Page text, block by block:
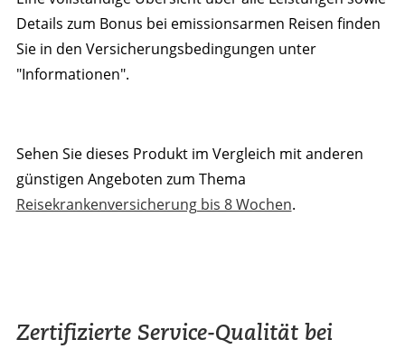
Details zum Bonus bei emissionsarmen Reisen finden
Sie in den Versicherungsbedingungen unter
"Informationen".
Sehen Sie dieses Produkt im Vergleich mit anderen
günstigen Angeboten zum Thema
Reisekrankenversicherung bis 8 Wochen.
Zertifizierte Service-Qualität bei